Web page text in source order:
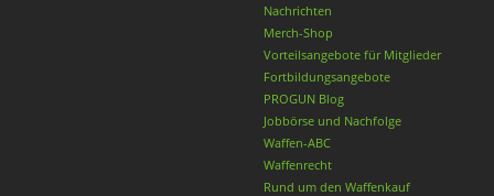
Nachrichten
Merch-Shop
Vorteilsangebote für Mitglieder
Fortbildungsangebote
PROGUN Blog
Jobbörse und Nachfolge
Waffen-ABC
Waffenrecht
Rund um den Waffenkauf